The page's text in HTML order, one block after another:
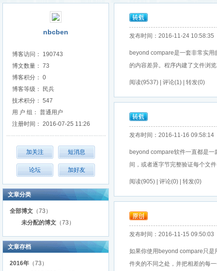
nbcben
博客访问： 190743
博文数量： 73
博客积分： 0
博客等级： 民兵
技术积分： 547
用 户 组： 普通用户
注册时间： 2016-07-25 11:26
文章分类
全部博文 （73）
未分配的博文 （73）
文章存档
2016年 （73）
发布时间：2016-11-24 10:58:35
beyond compare是一套非常实用
的内容差异。程序内建了文件浏
阅读(9537) | 评论(1) | 转发(0)
发布时间：2016-11-16 09:58:14
beyond compare软件一直都是一
间，或者逐字节完整验证每个文
阅读(905) | 评论(0) | 转发(0)
发布时间：2016-11-15 09:50:03
如果你使用beyond compare只
件夹的不同之处，并把相差的每